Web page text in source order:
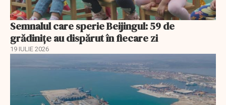
Semnalul care sperie Beijingul: 59 de
grădinițe au dispărut în fiecare zi
19 IULIE 2026